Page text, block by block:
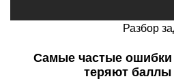
Разбор
Самые частые ошибки
теряют баллы